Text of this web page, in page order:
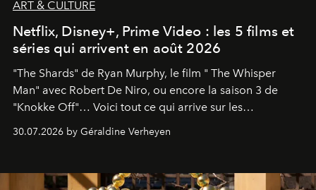
ART & CULTURE
Netflix, Disney+, Prime Video : les 5 films et
séries qui arrivent en août 2026
"The Shards" de Ryan Murphy, le film " The Whisper
Man" avec Robert De Niro, ou encore la saison 3 de
"Knokke Off"… Voici tout ce qui arrive sur les
30.07.2026 by Géraldine Verheyen